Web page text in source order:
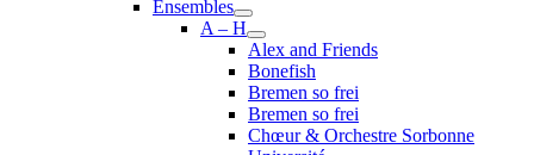
Ensembles
A – H
Alex and Friends
Bonefish
Bremen so frei
Bremen so frei
Chœur & Orchestre Sorbonne